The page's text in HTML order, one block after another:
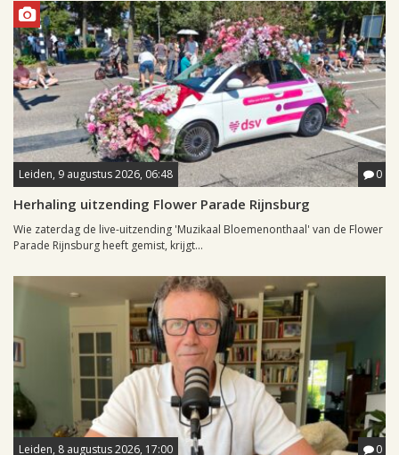
Leiden, 9 augustus 2026, 06:48 0
Herhaling uitzending Flower Parade Rijnsburg
Wie zaterdag de live-uitzending 'Muzikaal Bloemenonthaal' van de Flower
Parade Rijnsburg heeft gemist, krijgt...
Leiden, 8 augustus 2026, 17:00 0